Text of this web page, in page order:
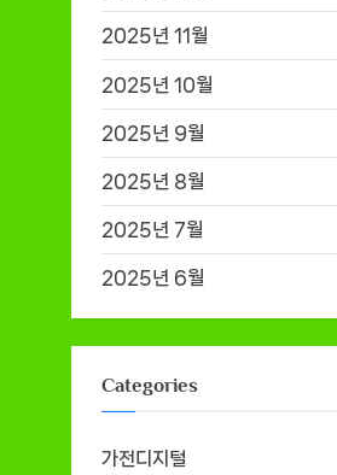
2025년 11월
2025년 10월
2025년 9월
2025년 8월
2025년 7월
2025년 6월
Categories
가전디지털